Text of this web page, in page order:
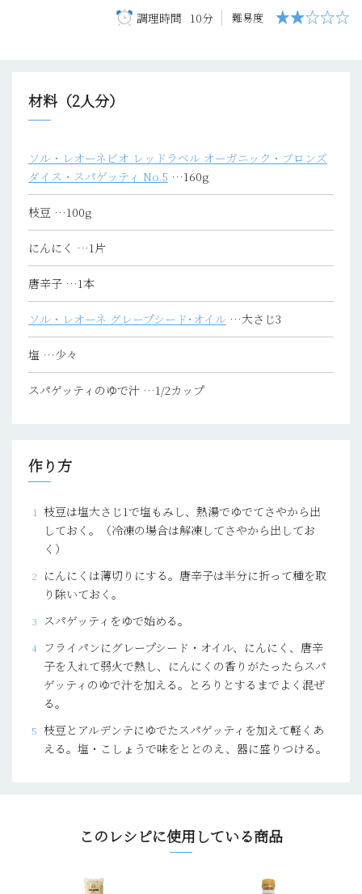
調理時間 10分 難易度
材料（2人分）
ソル・レオーネビオ レッドラベル オーガニック・ブロンズ
ダイス・スパゲッティ No.5 …160g
枝豆 …100g
にんにく …1片
唐辛子 …1本
ソル・レオーネ グレープシード･オイル …大さじ3
塩 …少々
スパゲッティのゆで汁 …1/2カップ
作り方
枝豆は塩大さじ1で塩もみし、熱湯でゆでてさやから出
しておく。（冷凍の場合は解凍してさやから出してお
く）
にんにくは薄切りにする。唐辛子は半分に折って種を取
り除いておく。
スパゲッティをゆで始める。
フライパンにグレープシード・オイル、にんにく、唐辛
子を入れて弱火で熱し、にんにくの香りがたったらスパ
ゲッティのゆで汁を加える。とろりとするまでよく混ぜ
る。
枝豆とアルデンテにゆでたスパゲッティを加えて軽くあ
える。塩・こしょうで味をととのえ、器に盛りつける。
このレシピに使用している商品